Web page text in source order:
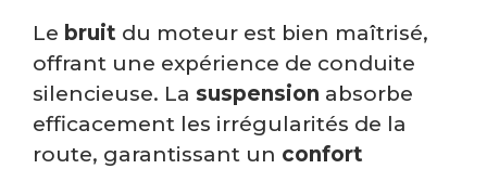
Le bruit du moteur est bien maîtrisé,
offrant une expérience de conduite
silencieuse. La suspension absorbe
efficacement les irrégularités de la
route, garantissant un confort